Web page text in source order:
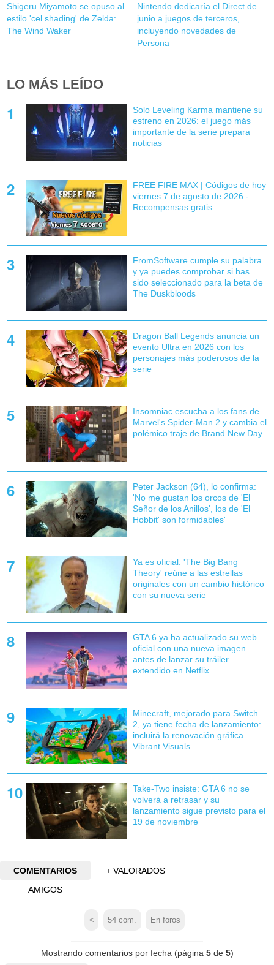
Shigeru Miyamoto se opuso al
estilo 'cel shading' de Zelda:
The Wind Waker
Nintendo dedicaría el Direct de
junio a juegos de terceros,
incluyendo novedades de
Persona
LO MÁS LEÍDO
Solo Leveling Karma mantiene su
estreno en 2026: el juego más
importante de la serie prepara
noticias
FREE FIRE MAX | Códigos de hoy
viernes 7 de agosto de 2026 -
Recompensas gratis
FromSoftware cumple su palabra
y ya puedes comprobar si has
sido seleccionado para la beta de
The Duskbloods
Dragon Ball Legends anuncia un
evento Ultra en 2026 con los
personajes más poderosos de la
serie
Insomniac escucha a los fans de
Marvel's Spider-Man 2 y cambia el
polémico traje de Brand New Day
Peter Jackson (64), lo confirma:
'No me gustan los orcos de 'El
Señor de los Anillos', los de 'El
Hobbit' son formidables'
Ya es oficial: 'The Big Bang
Theory' reúne a las estrellas
originales con un cambio histórico
con su nueva serie
GTA 6 ya ha actualizado su web
oficial con una nueva imagen
antes de lanzar su tráiler
extendido en Netflix
Minecraft, mejorado para Switch
2, ya tiene fecha de lanzamiento:
incluirá la renovación gráfica
Vibrant Visuals
Take-Two insiste: GTA 6 no se
volverá a retrasar y su
lanzamiento sigue previsto para el
19 de noviembre
COMENTARIOS
+ VALORADOS
AMIGOS
< 54 com. En foros
Mostrando comentarios por fecha (página 5de 5)